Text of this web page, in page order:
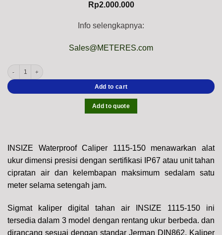
Rp2.000.000
Info selengkapnya:
Sales@METERES.com
INSIZE 1115 Digital Caliper Series (DIN 862, Res; 0.01mm) Waterproof IP67,
Add to cart
Add to quote
INSIZE Waterproof Caliper 1115-150 menawarkan alat
ukur dimensi presisi dengan sertifikasi IP67 atau unit tahan
cipratan air dan kelembapan maksimum sedalam satu
meter selama setengah jam.
Sigmat kaliper digital tahan air INSIZE 1115-150 ini
tersedia dalam 3 model dengan rentang ukur berbeda. dan
dirancang sesuai dengan standar Jerman DIN862. Kaliper